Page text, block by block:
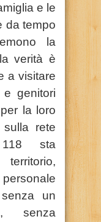
e le
da tempo
la
verità è
a visitare
e genitori
la loro
sulla rete
sta
un
senza